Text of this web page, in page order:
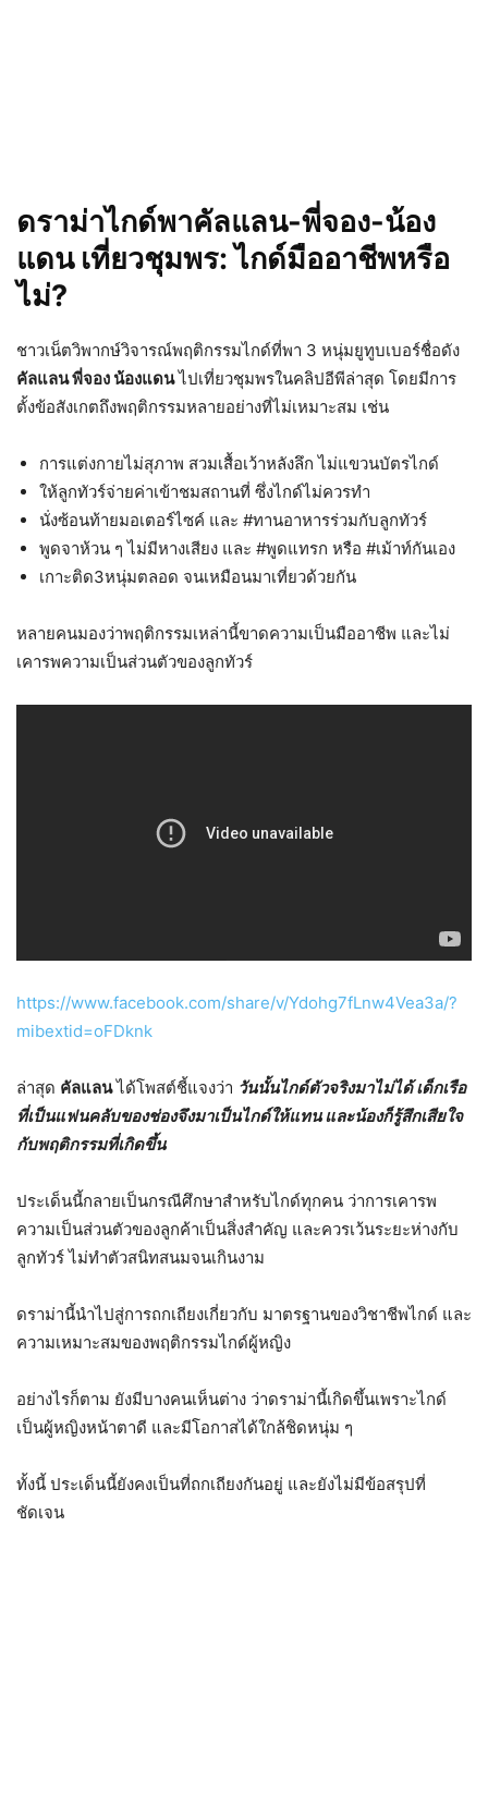
ดราม่าไกด์พาคัลแลน-พี่จอง-น้อง
แดน เที่ยวชุมพร: ไกด์มืออาชีพหรือ
ไม่?
ชาวเน็ตวิพากษ์วิจารณ์พฤติกรรมไกด์ที่พา 3 หนุ่มยูทูบเบอร์ชื่อดัง
คัลแลน พี่จอง น้องแดนไปเที่ยวชุมพรในคลิปอีพีล่าสุด โดยมีการ
ตั้งข้อสังเกตถึงพฤติกรรมหลายอย่างที่ไม่เหมาะสม เช่น
การแต่งกายไม่สุภาพ สวมเสื้อเว้าหลังลึก ไม่แขวนบัตรไกด์
ให้ลูกทัวร์จ่ายค่าเข้าชมสถานที่ ซึ่งไกด์ไม่ควรทำ
นั่งซ้อนท้ายมอเตอร์ไซค์ และ #ทานอาหารร่วมกับลูกทัวร์
พูดจาห้วน ๆ ไม่มีหางเสียง และ #พูดแทรก หรือ #เม้าท์กันเอง
เกาะติด3หนุ่มตลอด จนเหมือนมาเที่ยวด้วยกัน
หลายคนมองว่าพฤติกรรมเหล่านี้ขาดความเป็นมืออาชีพ และไม่
เคารพความเป็นส่วนตัวของลูกทัวร์
https://www.facebook.com/share/v/Ydohg7fLnw4Vea3a/?
mibextid=oFDknk
ล่าสุด คัลแลนได้โพสต์ชี้แจงว่า วันนั้นไกด์ตัวจริงมาไม่ได้ เด็กเรือ
ที่เป็นแฟนคลับของช่องจึงมาเป็นไกด์ให้แทน และน้องก็รู้สึกเสียใจ
กับพฤติกรรมที่เกิดขึ้น
ประเด็นนี้กลายเป็นกรณีศึกษาสำหรับไกด์ทุกคน ว่าการเคารพ
ความเป็นส่วนตัวของลูกค้าเป็นสิ่งสำคัญ และควรเว้นระยะห่างกับ
ลูกทัวร์ ไม่ทำตัวสนิทสนมจนเกินงาม
ดราม่านี้นำไปสู่การถกเถียงเกี่ยวกับ มาตรฐานของวิชาชีพไกด์ และ
ความเหมาะสมของพฤติกรรมไกด์ผู้หญิง
อย่างไรก็ตาม ยังมีบางคนเห็นต่าง ว่าดราม่านี้เกิดขึ้นเพราะไกด์
เป็นผู้หญิงหน้าตาดี และมีโอกาสได้ใกล้ชิดหนุ่ม ๆ
ทั้งนี้ ประเด็นนี้ยังคงเป็นที่ถกเถียงกันอยู่ และยังไม่มีข้อสรุปที่
ชัดเจน